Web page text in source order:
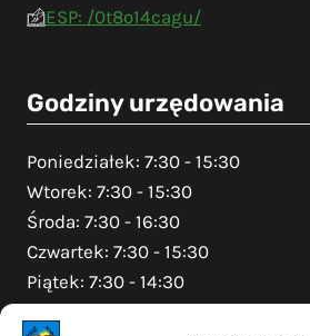
ESP: /0t8o14cagu/
Godziny urzędowania
Poniedziałek: 7:30 - 15:30
Wtorek: 7:30 - 15:30
Środa: 7:30 - 16:30
Czwartek: 7:30 - 15:30
Piątek: 7:30 - 14:30